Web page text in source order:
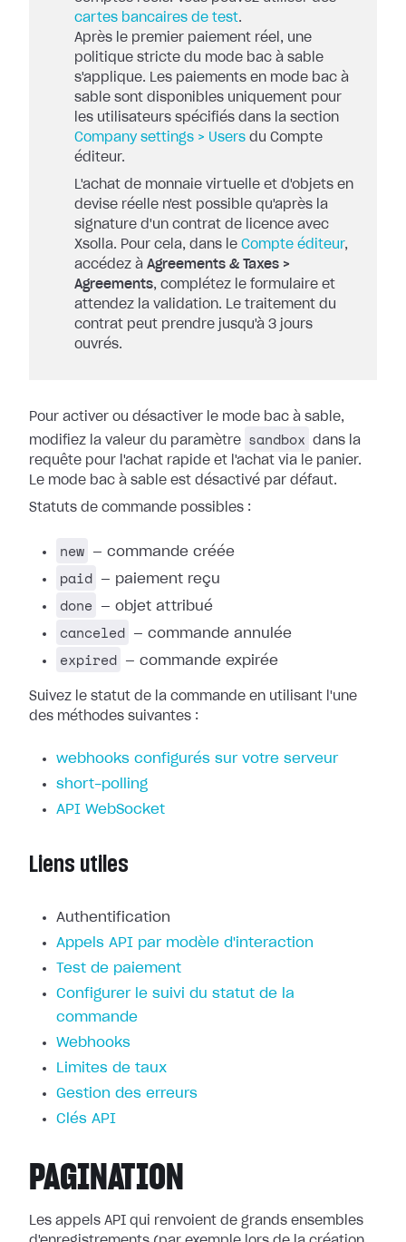
cartes bancaires de test.
Après le premier paiement réel, une
politique stricte du mode bac à sable
s'applique. Les paiements en mode bac à
sable sont disponibles uniquement pour
les utilisateurs spécifiés dans la section
Company settings > Users du Compte
éditeur.
L'achat de monnaie virtuelle et d'objets en
devise réelle n'est possible qu'après la
signature d'un contrat de licence avec
Xsolla. Pour cela, dans le Compte éditeur,
accédez à Agreements & Taxes >
Agreements, complétez le formulaire et
attendez la validation. Le traitement du
contrat peut prendre jusqu'à 3 jours
ouvrés.
Pour activer ou désactiver le mode bac à sable,
modifiez la valeur du paramètre
sandbox
dans la
requête pour l'achat rapide et l'achat via le panier.
Le mode bac à sable est désactivé par défaut.
Statuts de commande possibles :
new — commande créée
paid — paiement reçu
done — objet attribué
canceled — commande annulée
expired — commande expirée
Suivez le statut de la commande en utilisant l'une
des méthodes suivantes :
webhooks configurés sur votre serveur
short-polling
API WebSocket
Liens utiles
Authentification
Appels API par modèle d'interaction
Test de paiement
Configurer le suivi du statut de la
commande
Webhooks
Limites de taux
Gestion des erreurs
Clés API
PAGINATION
Les appels API qui renvoient de grands ensembles